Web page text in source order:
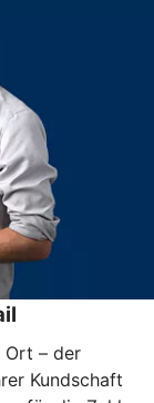
Ort – der
Kundschaft